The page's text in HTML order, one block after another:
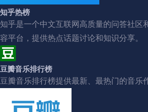
知乎热榜
知乎是一个中文互联网高质量的问答社区
容平台，提供热点话题讨论和知识分享。
豆瓣音乐排行榜
豆瓣音乐排行榜提供最新、最热门的音乐